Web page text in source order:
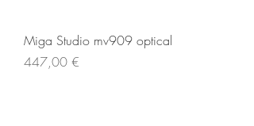
Miga Studio mv909 optical
Prezzo
447,00 €